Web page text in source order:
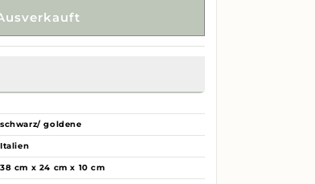
schwarz/ goldene
Italien
38 cm x 24 cm x 10 cm